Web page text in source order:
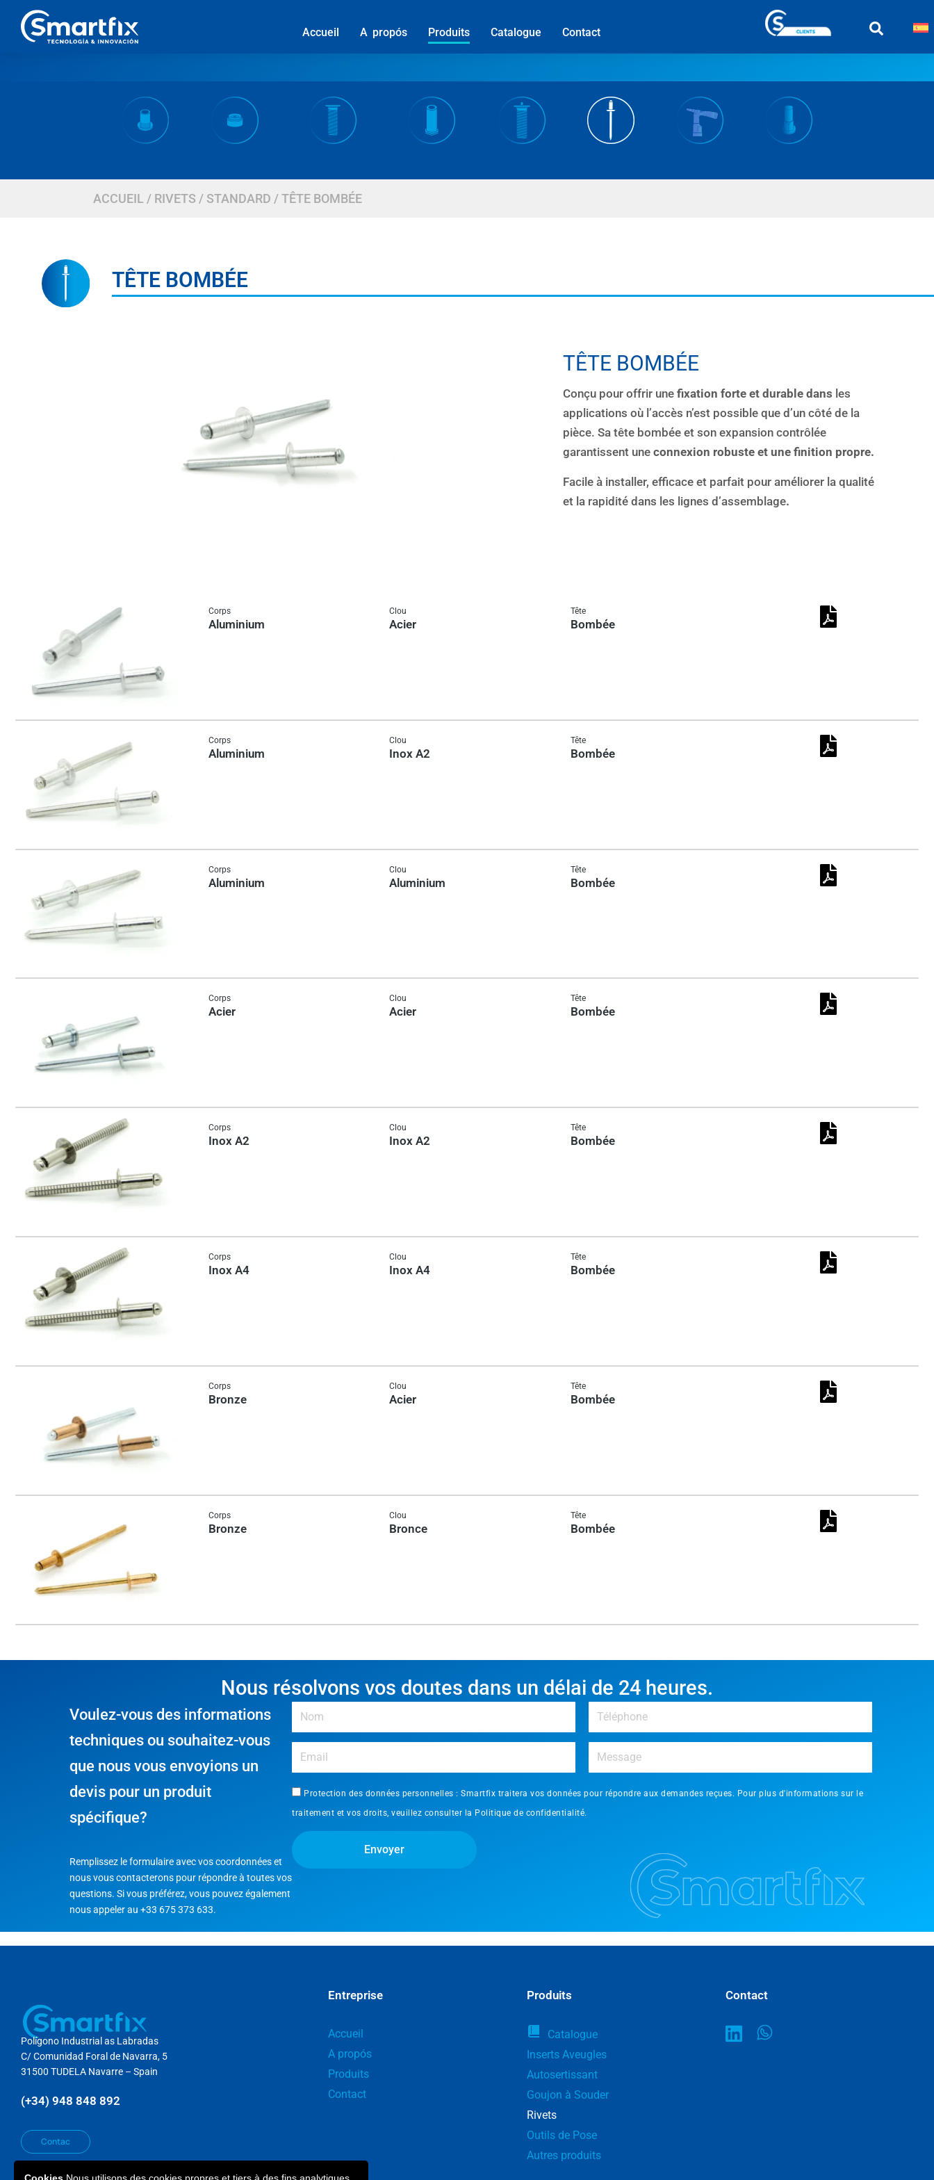
Accueil A propós Produits Catalogue Contact
ACCUEIL / RIVETS / STANDARD / TÊTE BOMBÉE
TÊTE BOMBÉE
TÊTE BOMBÉE
Conçu pour offrir une fixation forte et durable dans les
applications où l’accès n’est possible que d’un côté de la
pièce. Sa tête bombée et son expansion contrôlée
garantissent une connexion robuste et une finition propre.
Facile à installer, efficace et parfait pour améliorer la qualité
et la rapidité dans les lignes d’assemblage.
Corps
Aluminium
Clou
Acier
Tête
Bombée
Corps
Aluminium
Clou
Inox A2
Tête
Bombée
Corps
Aluminium
Clou
Aluminium
Tête
Bombée
Corps
Acier
Clou
Acier
Tête
Bombée
Corps
Inox A2
Clou
Inox A2
Tête
Bombée
Corps
Inox A4
Clou
Inox A4
Tête
Bombée
Corps
Bronze
Clou
Acier
Tête
Bombée
Corps
Bronze
Clou
Bronce
Tête
Bombée
Nous résolvons vos doutes dans un délai de 24 heures.
Voulez-vous des informations
techniques ou souhaitez-vous
que nous vous envoyions un
devis pour un produit
spécifique?
Remplissez le formulaire avec vos coordonnées et
nous vous contacterons pour répondre à toutes vos
questions. Si vous préférez, vous pouvez également
nous appeler au +33 675 373 633.
Protection des données personnelles : Smartfix traitera vos données pour répondre aux demandes reçues. Pour plus d'informations sur le
traitement et vos droits, veuillez consulter la Politique de confidentialité.
Envoyer
Polígono Industrial as Labradas
C/ Comunidad Foral de Navarra, 5
31500 TUDELA Navarre – Spain
(+34) 948 848 892
Contac
Entreprise
Accueil
A propós
Produits
Contact
Produits
Catalogue
Inserts Aveugles
Autosertissant
Goujon à Souder
Rivets
Outils de Pose
Autres produits
Contact